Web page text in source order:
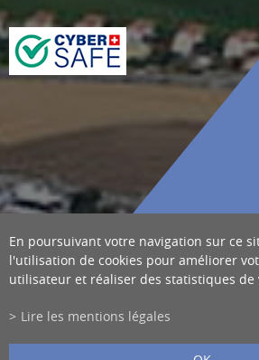
En poursuivant votre navigation sur ce
l'utilisation de cookies pour améliorer
utilisateur et réaliser des statistiques de
Lire les mentions légales